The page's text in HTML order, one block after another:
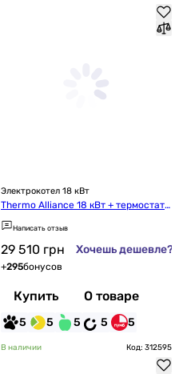
Электрокотел 18 кВт
Thermo Alliance 18 кВт + термостат
(TA149DCN1847156)
Написать отзыв
29 510 грн Хочешь дешевле?
+295бонусов
Купить О товаре
5 5 5 5 5
В наличии Код: 312595